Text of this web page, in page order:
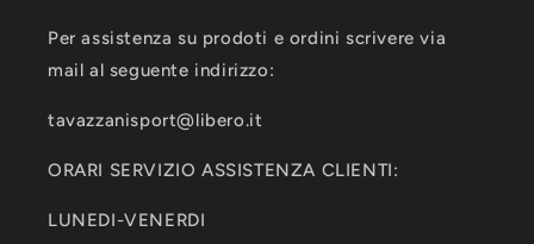
Per assistenza su prodoti e ordini scrivere via
mail al seguente indirizzo:
tavazzanisport@libero.it
ORARI SERVIZIO ASSISTENZA CLIENTI:
LUNEDI-VENERDI